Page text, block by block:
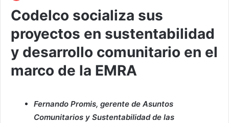
Codelco socializa sus
proyectos en sustentabilidad
y desarrollo comunitario en el
marco de la EMRA
Fernando Promis, gerente de Asuntos
Comunitarios y Sustentabilidad de las